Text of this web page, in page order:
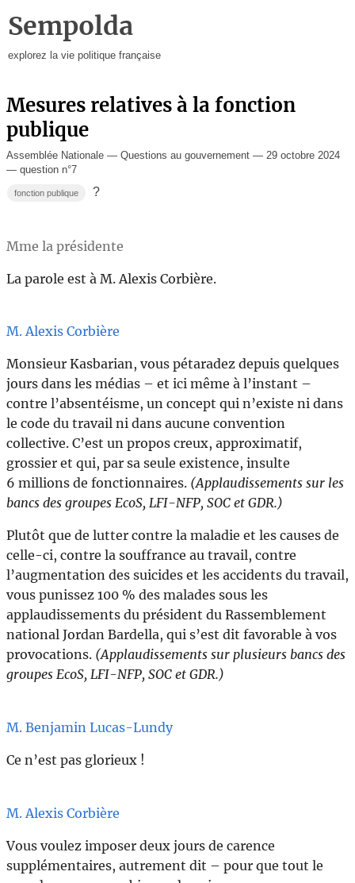
Sempolda
explorez la vie politique française
Mesures relatives à la fonction
publique
Assemblée Nationale — Questions au gouvernement — 29 octobre 2024
— question n°7
fonction publique ?
Mme la présidente
La parole est à M. Alexis Corbière.
M. Alexis Corbière
Monsieur Kasbarian, vous pétaradez depuis quelques
jours dans les médias – et ici même à l’instant –
contre l’absentéisme, un concept qui n’existe ni dans
le code du travail ni dans aucune convention
collective. C’est un propos creux, approximatif,
grossier et qui, par sa seule existence, insulte
6 millions de fonctionnaires. (Applaudissements sur les
bancs des groupes EcoS, LFI-NFP, SOC et GDR.)
Plutôt que de lutter contre la maladie et les causes de
celle-ci, contre la souffrance au travail, contre
l’augmentation des suicides et les accidents du travail,
vous punissez 100 % des malades sous les
applaudissements du président du Rassemblement
national Jordan Bardella, qui s’est dit favorable à vos
provocations. (Applaudissements sur plusieurs bancs des
groupes EcoS, LFI-NFP, SOC et GDR.)
M. Benjamin Lucas-Lundy
Ce n’est pas glorieux !
M. Alexis Corbière
Vous voulez imposer deux jours de carence
supplémentaires, autrement dit – pour que tout le